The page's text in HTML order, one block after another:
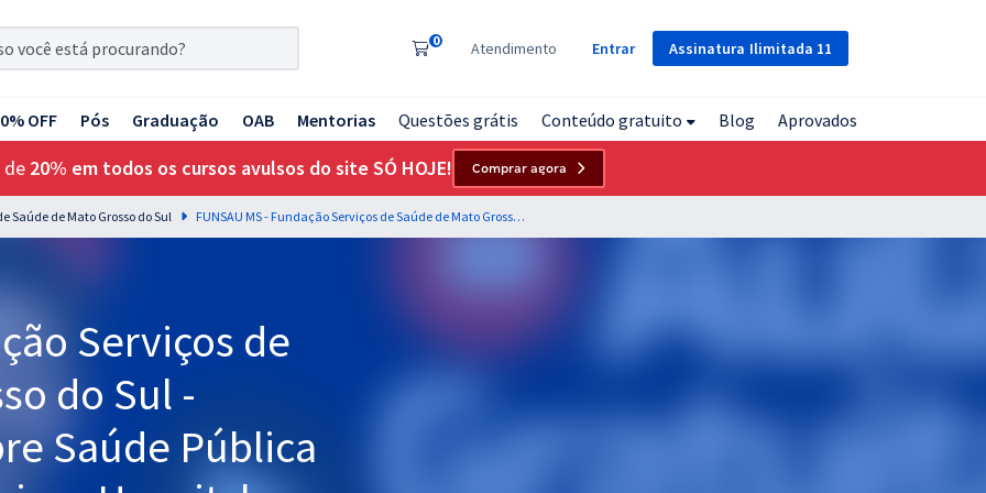
Assinatura Ilimitada 11
0 Atendimento Entrar
OFF Pós Graduação OAB Mentorias Questões grátis Conteúdo gratuito Blog Aprovados
de 20% em todos os cursos avulsos do site SÓ HOJE! Comprar agora
Saúde de Mato Grosso do Sul FUNSAU MS - Fundação Serviços de Saúde de Mato Grosso do Sul - Conhecimentos Sobre Saúde Pública para Técnico de Serviços Hospitalares - Professores: Natale Souza e Vandré Silvano
Serviços de
do Sul -
Saúde Pública